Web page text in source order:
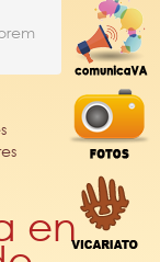
en